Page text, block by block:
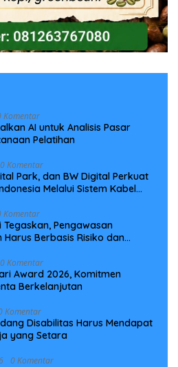
Komentar
AI untuk Analisis Pasar
Pelatihan
0 Komentar
Park, dan BW Digital Perkuat
Melalui Sistem Kabel
Komentar
Tegaskan, Pengawasan
Berbasis Risiko dan
0 Komentar
Award 2026, Komitmen
Berkelanjutan
Komentar
Disabilitas Harus Mendapat
yang Setara
0 Komentar